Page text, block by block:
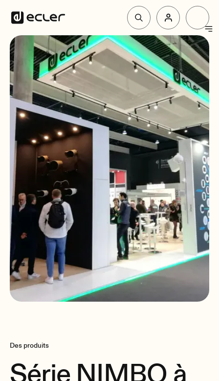
Produit
Solutions
Pourquoi Ecler
Soutien et communauté
Des produits